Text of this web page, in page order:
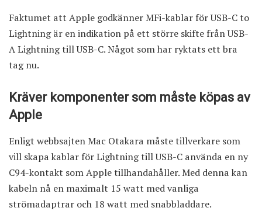
Faktumet att Apple godkänner MFi-kablar för USB-C to
Lightning är en indikation på ett större skifte från USB-
A Lightning till USB-C. Något som har ryktats ett bra
tag nu.
Kräver komponenter som måste köpas av
Apple
Enligt webbsajten Mac Otakara måste tillverkare som
vill skapa kablar för Lightning till USB-C använda en ny
C94-kontakt som Apple tillhandahåller. Med denna kan
kabeln nå en maximalt 15 watt med vanliga
strömadaptrar och 18 watt med snabbladdare.